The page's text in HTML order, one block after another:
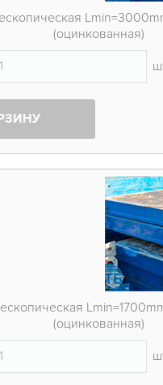
(оцинкованная)
(оцинкованная)